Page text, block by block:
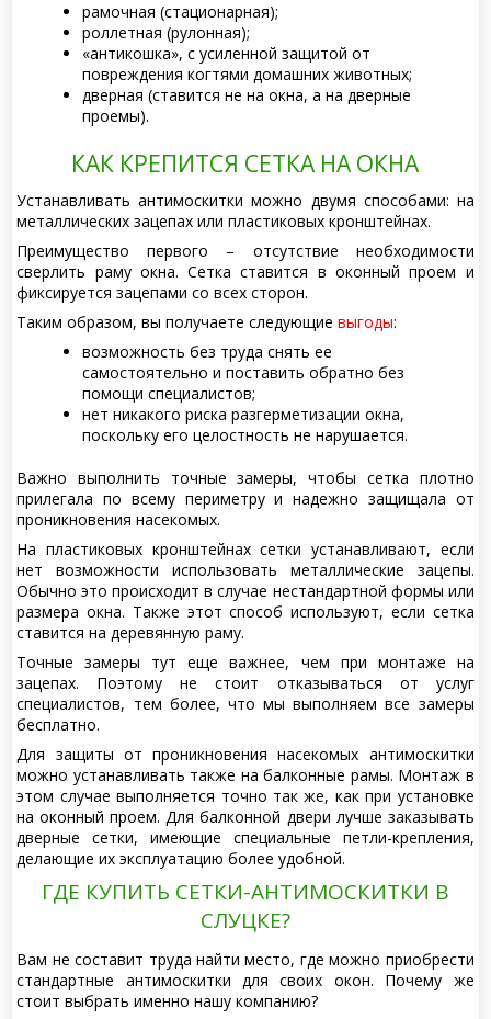
рамочная (стационарная);
роллетная (рулонная);
«антикошка», с усиленной защитой от
повреждения когтями домашних животных;
дверная (ставится не на окна, а на дверные
проемы).
КАК КРЕПИТСЯ СЕТКА НА ОКНА
Устанавливать антимоскитки можно двумя способами: на
металлических зацепах или пластиковых кронштейнах.
Преимущество первого – отсутствие необходимости
сверлить раму окна. Сетка ставится в оконный проем и
фиксируется зацепами со всех сторон.
Таким образом, вы получаете следующиевыгоды:
возможность без труда снять ее
самостоятельно и поставить обратно без
помощи специалистов;
нет никакого риска разгерметизации окна,
поскольку его целостность не нарушается.
Важно выполнить точные замеры, чтобы сетка плотно
прилегала по всему периметру и надежно защищала от
проникновения насекомых.
На пластиковых кронштейнах сетки устанавливают, если
нет возможности использовать металлические зацепы.
Обычно это происходит в случае нестандартной формы или
размера окна. Также этот способ используют, если сетка
ставится на деревянную раму.
Точные замеры тут еще важнее, чем при монтаже на
зацепах. Поэтому не стоит отказываться от услуг
специалистов, тем более, что мы выполняем все замеры
бесплатно.
Для защиты от проникновения насекомых антимоскитки
можно устанавливать также на балконные рамы. Монтаж в
этом случае выполняется точно так же, как при установке
на оконный проем. Для балконной двери лучше заказывать
дверные сетки, имеющие специальные петли-крепления,
делающие их эксплуатацию более удобной.
ГДЕ КУПИТЬ СЕТКИ-АНТИМОСКИТКИ В
СЛУЦКЕ?
Вам не составит труда найти место, где можно приобрести
стандартные антимоскитки для своих окон. Почему же
стоит выбрать именно нашу компанию?